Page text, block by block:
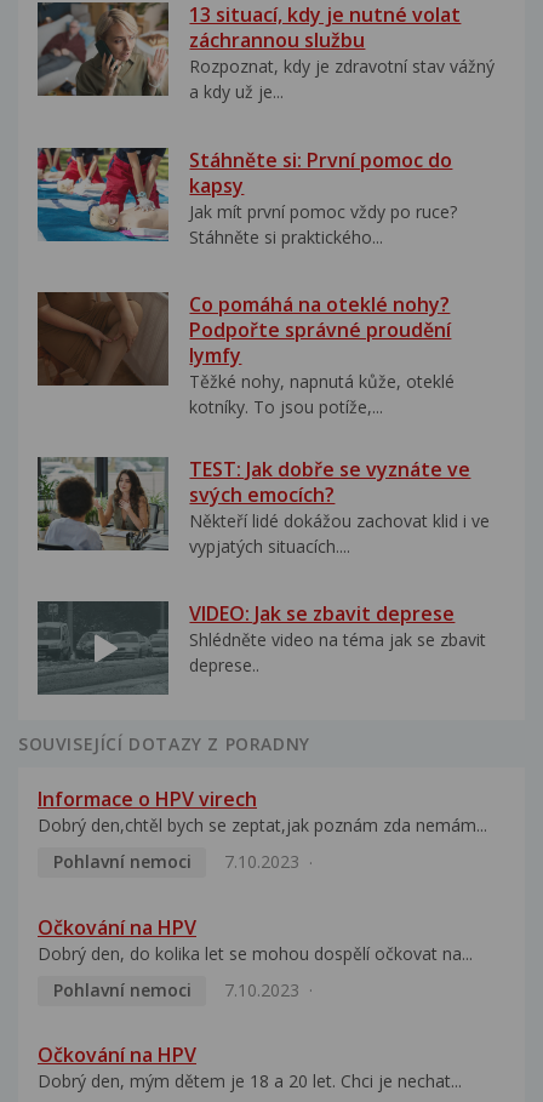
13 situací, kdy je nutné volat
záchrannou službu
Rozpoznat, kdy je zdravotní stav vážný
a kdy už je...
Stáhněte si: První pomoc do
kapsy
Jak mít první pomoc vždy po ruce?
Stáhněte si praktického...
Co pomáhá na oteklé nohy?
Podpořte správné proudění
lymfy
Těžké nohy, napnutá kůže, oteklé
kotníky. To jsou potíže,...
TEST: Jak dobře se vyznáte ve
svých emocích?
Někteří lidé dokážou zachovat klid i ve
vypjatých situacích....
VIDEO: Jak se zbavit deprese
Shlédněte video na téma jak se zbavit
deprese..
SOUVISEJÍCÍ DOTAZY Z PORADNY
Informace o HPV virech
Dobrý den,chtěl bych se zeptat,jak poznám zda nemám...
Pohlavní nemoci
7.10.2023
Očkování na HPV
Dobrý den, do kolika let se mohou dospělí očkovat na...
Pohlavní nemoci
7.10.2023
Očkování na HPV
Dobrý den, mým dětem je 18 a 20 let. Chci je nechat...